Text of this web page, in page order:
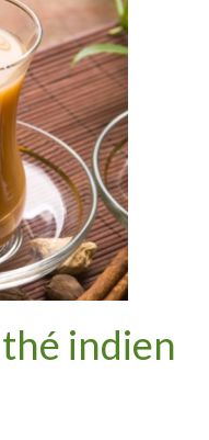
indien